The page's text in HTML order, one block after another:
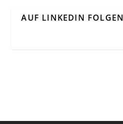
AUF LINKEDIN FOLGEN